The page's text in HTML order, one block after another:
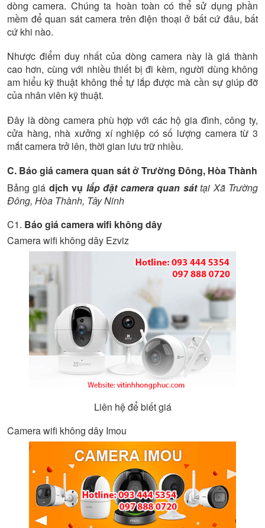
dòng camera. Chúng ta hoàn toàn có thể sử dụng phần
mềm để quan sát camera trên điện thoại ở bất cứ đâu, bất
cứ khi nào.
Nhược điểm duy nhất của dòng camera này là giá thành
cao hơn, cùng với nhiều thiết bị đi kèm, người dùng không
am hiểu kỹ thuật không thể tự lắp được mà cần sự giúp đỡ
của nhân viên kỹ thuật.
Đây là dòng camera phù hợp với các hộ gia đình, công ty,
cửa hàng, nhà xưởng xí nghiệp có số lượng camera từ 3
mắt camera trở lên, thời gian lưu trữ nhiều.
C. Báo giá camera quan sát ở Trường Đông, Hòa Thành
Bảng giá dịch vụ lắp đặt camera quan sáttại Xã Trường
Đông, Hòa Thành, Tây Ninh
C1. Báo giá camera wifi không dây
Camera wifi không dây Ezviz
Liên hệ để biết giá
Camera wifi không dây Imou